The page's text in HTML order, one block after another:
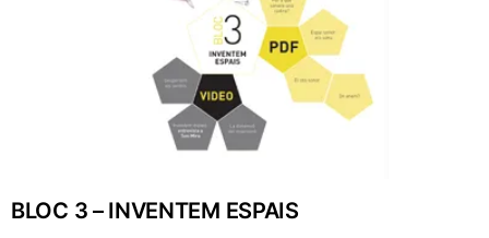
BLOC 3 – INVENTEM ESPAIS